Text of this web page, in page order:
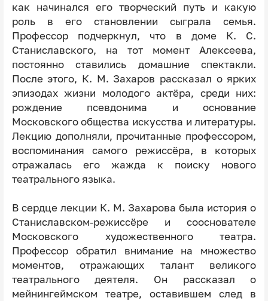
как начинался его творческий путь и какую
роль в его становлении сыграла семья.
Профессор подчеркнул, что в доме К. С.
Станиславского, на тот момент Алексеева,
постоянно ставились домашние спектакли.
После этого, К. М. Захаров рассказал о ярких
эпизодах жизни молодого актёра, среди них:
рождение псевдонима и основание
Московского общества искусства и литературы.
Лекцию дополняли, прочитанные профессором,
воспоминания самого режиссёра, в которых
отражалась его жажда к поиску нового
театрального языка.
В сердце лекции К. М. Захарова была история о
Станиславском-режиссёре и сооснователе
Московского художественного театра.
Профессор обратил внимание на множество
моментов, отражающих талант великого
театрального деятеля. Он рассказал о
мейнингеймском театре, оставившем след в